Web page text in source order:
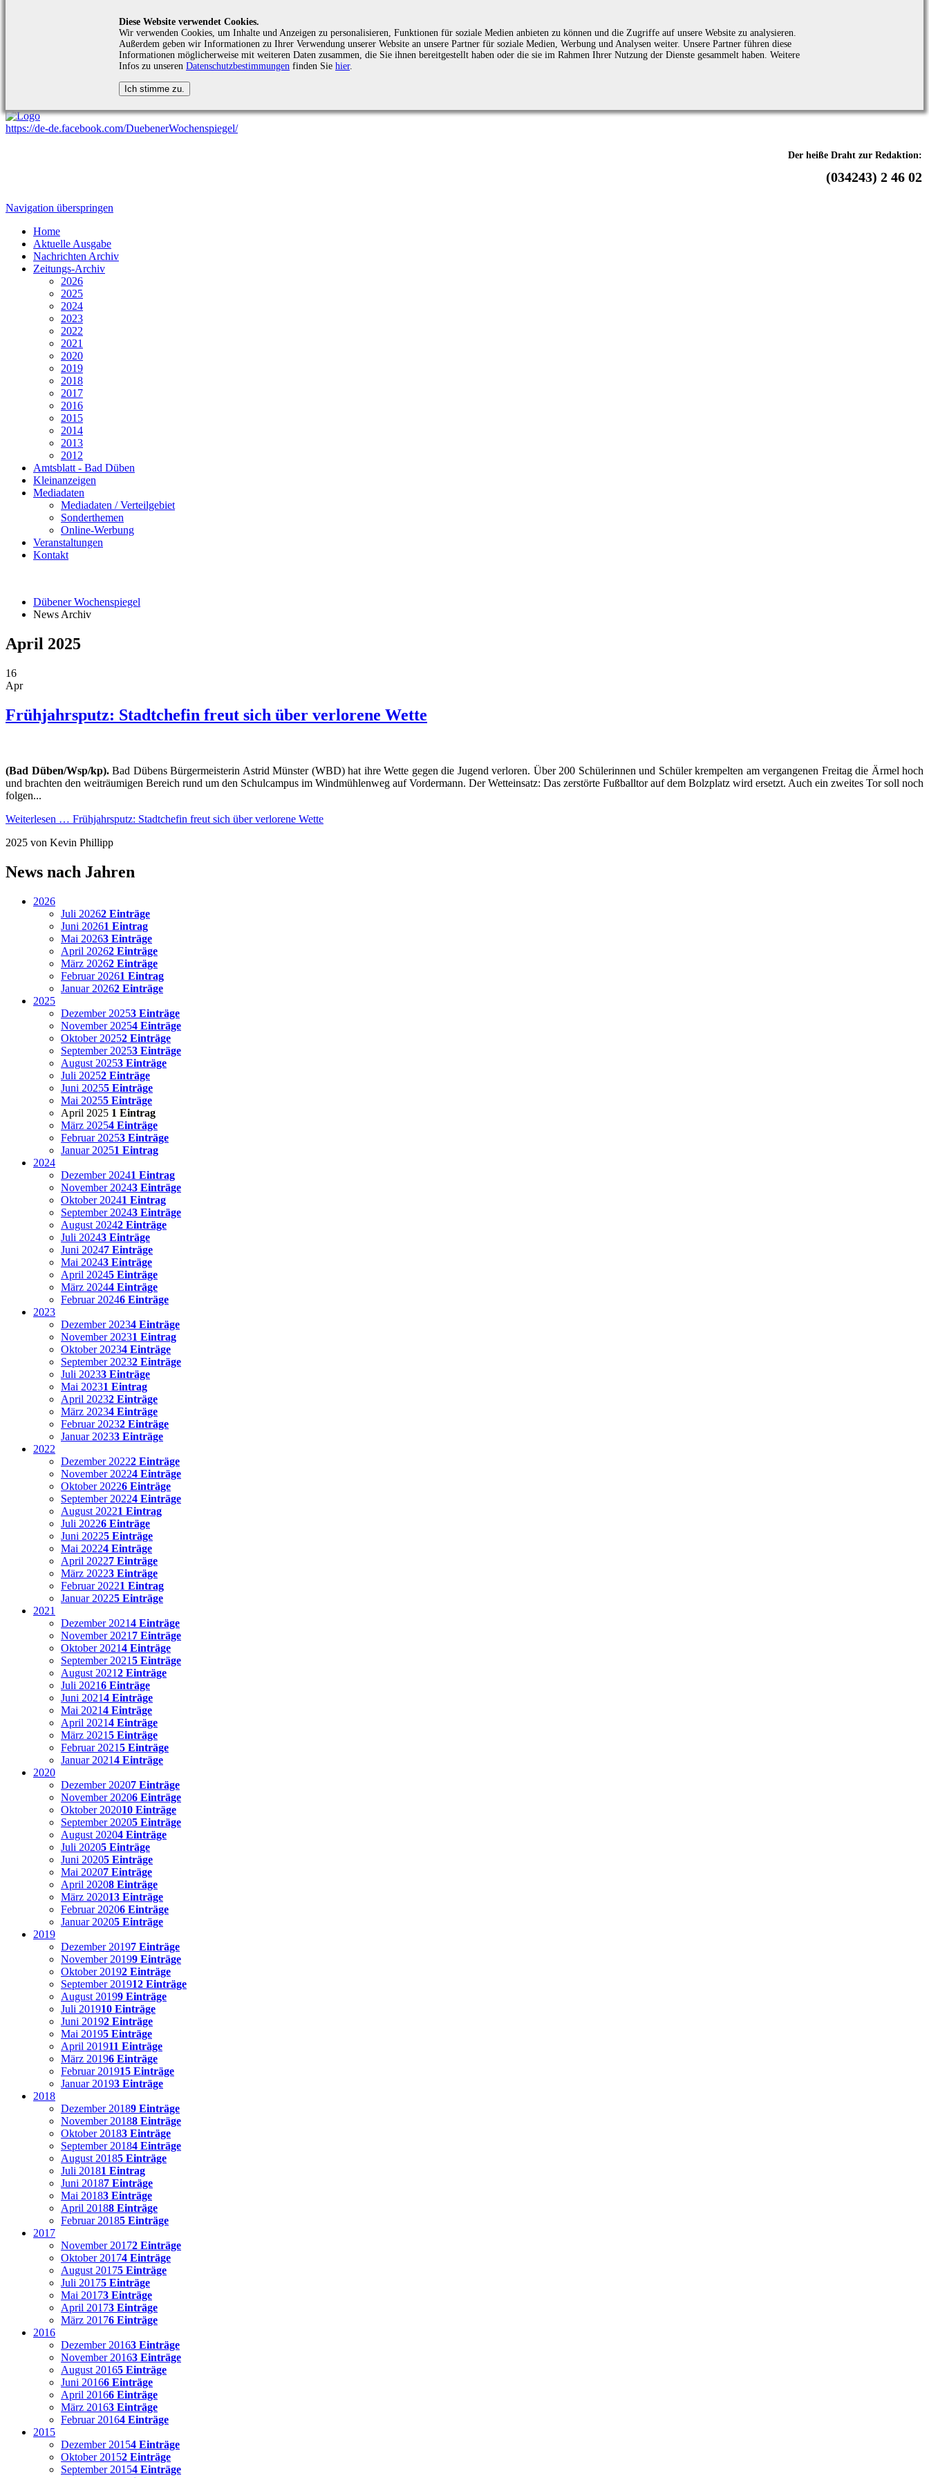
Diese Website verwendet Cookies.
Wir verwenden Cookies, um Inhalte und Anzeigen zu personalisieren, Funktionen für soziale Medien anbieten zu können und die Zugriffe auf unsere Website zu analysieren.
Außerdem geben wir Informationen zu Ihrer Verwendung unserer Website an unsere Partner für soziale Medien, Werbung und Analysen weiter. Unsere Partner führen diese
Informationen möglicherweise mit weiteren Daten zusammen, die Sie ihnen bereitgestellt haben oder die sie im Rahmen Ihrer Nutzung der Dienste gesammelt haben. Weitere
Infos zu unseren Datenschutzbestimmungen finden Sie hier.
https://de-de.facebook.com/DuebenerWochenspiegel/
Der heiße Draht zur Redaktion:
(034243) 2 46 02
Navigation überspringen
Home
Aktuelle Ausgabe
Nachrichten Archiv
Zeitungs-Archiv
2026
2025
2024
2023
2022
2021
2020
2019
2018
2017
2016
2015
2014
2013
2012
Amtsblatt - Bad Düben
Kleinanzeigen
Mediadaten
Mediadaten / Verteilgebiet
Sonderthemen
Online-Werbung
Veranstaltungen
Kontakt
Dübener Wochenspiegel
News Archiv
April 2025
16
Apr
Frühjahrsputz: Stadtchefin freut sich über verlorene Wette
(Bad Düben/Wsp/kp).Bad Dübens Bürgermeisterin Astrid Münster (WBD) hat ihre Wette gegen die Jugend verloren. Über 200 Schülerinnen und Schüler krempelten am vergangenen Freitag die Ärmel hoch
und brachten den weiträumigen Bereich rund um den Schulcampus im Windmühlenweg auf Vordermann. Der Wetteinsatz: Das zerstörte Fußballtor auf dem Bolzplatz wird ersetzt. Auch ein zweites Tor soll noch
folgen...
Weiterlesen … Frühjahrsputz: Stadtchefin freut sich über verlorene Wette
2025 von Kevin Phillipp
News nach Jahren
2026
Juli 20262 Einträge
Juni 20261 Eintrag
Mai 20263 Einträge
April 20262 Einträge
März 20262 Einträge
Februar 20261 Eintrag
Januar 20262 Einträge
2025
Dezember 20253 Einträge
November 20254 Einträge
Oktober 20252 Einträge
September 20253 Einträge
August 20253 Einträge
Juli 20252 Einträge
Juni 20255 Einträge
Mai 20255 Einträge
April 2025 1 Eintrag
März 20254 Einträge
Februar 20253 Einträge
Januar 20251 Eintrag
2024
Dezember 20241 Eintrag
November 20243 Einträge
Oktober 20241 Eintrag
September 20243 Einträge
August 20242 Einträge
Juli 20243 Einträge
Juni 20247 Einträge
Mai 20243 Einträge
April 20245 Einträge
März 20244 Einträge
Februar 20246 Einträge
2023
Dezember 20234 Einträge
November 20231 Eintrag
Oktober 20234 Einträge
September 20232 Einträge
Juli 20233 Einträge
Mai 20231 Eintrag
April 20232 Einträge
März 20234 Einträge
Februar 20232 Einträge
Januar 20233 Einträge
2022
Dezember 20222 Einträge
November 20224 Einträge
Oktober 20226 Einträge
September 20224 Einträge
August 20221 Eintrag
Juli 20226 Einträge
Juni 20225 Einträge
Mai 20224 Einträge
April 20227 Einträge
März 20223 Einträge
Februar 20221 Eintrag
Januar 20225 Einträge
2021
Dezember 20214 Einträge
November 2021 7 Einträge
Oktober 20214 Einträge
September 20215 Einträge
August 20212 Einträge
Juli 20216 Einträge
Juni 20214 Einträge
Mai 20214 Einträge
April 20214 Einträge
März 20215 Einträge
Februar 20215 Einträge
Januar 20214 Einträge
2020
Dezember 20207 Einträge
November 20206 Einträge
Oktober 202010 Einträge
September 20205 Einträge
August 20204 Einträge
Juli 20205 Einträge
Juni 20205 Einträge
Mai 20207 Einträge
April 20208 Einträge
März 202013 Einträge
Februar 20206 Einträge
Januar 20205 Einträge
2019
Dezember 20197 Einträge
November 20199 Einträge
Oktober 20192 Einträge
September 201912 Einträge
August 20199 Einträge
Juli 201910 Einträge
Juni 20192 Einträge
Mai 20195 Einträge
April 201911 Einträge
März 20196 Einträge
Februar 201915 Einträge
Januar 20193 Einträge
2018
Dezember 20189 Einträge
November 20188 Einträge
Oktober 20183 Einträge
September 20184 Einträge
August 20185 Einträge
Juli 20181 Eintrag
Juni 20187 Einträge
Mai 20183 Einträge
April 20188 Einträge
Februar 20185 Einträge
2017
November 20172 Einträge
Oktober 20174 Einträge
August 20175 Einträge
Juli 20175 Einträge
Mai 20173 Einträge
April 20173 Einträge
März 20176 Einträge
2016
Dezember 20163 Einträge
November 20163 Einträge
August 20165 Einträge
Juni 20166 Einträge
April 20166 Einträge
März 20163 Einträge
Februar 20164 Einträge
2015
Dezember 20154 Einträge
Oktober 20152 Einträge
September 20154 Einträge